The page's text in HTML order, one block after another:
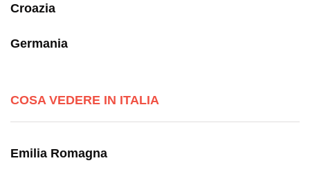
Croazia
Germania
COSA VEDERE IN ITALIA
Emilia Romagna